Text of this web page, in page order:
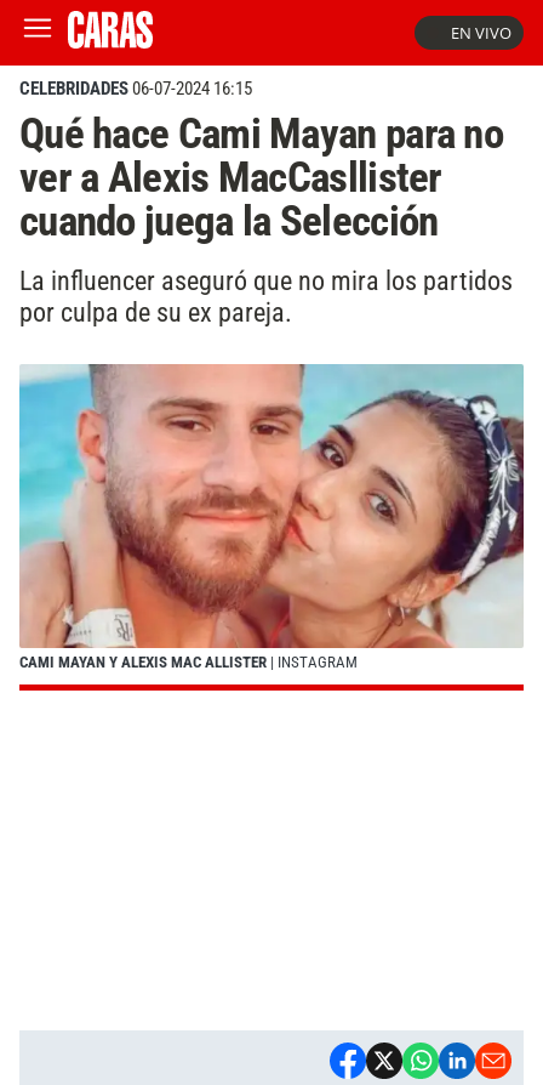
EN VIVO
CELEBRIDADES06-07-2024 16:15
Qué hace Cami Mayan para no
ver a Alexis MacCasllister
cuando juega la Selección
La influencer aseguró que no mira los partidos
por culpa de su ex pareja.
CAMI MAYAN Y ALEXIS MAC ALLISTER | INSTAGRAM